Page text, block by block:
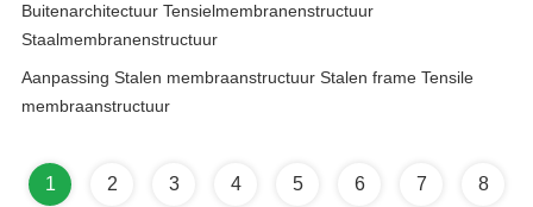
Buitenarchitectuur Tensielmembranenstructuur
Staalmembranenstructuur
Aanpassing Stalen membraanstructuur Stalen frame Tensile
membraanstructuur
1 2 3 4 5 6 7 8